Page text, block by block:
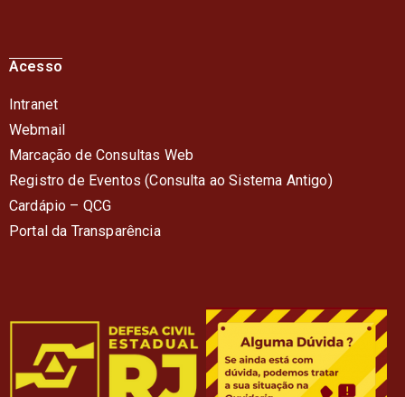
Acesso
Intranet
Webmail
Marcação de Consultas Web
Registro de Eventos (Consulta ao Sistema Antigo)
Cardápio – QCG
Portal da Transparência